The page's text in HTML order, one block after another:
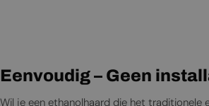
Eenvoudig – Geen
Wil je een ethanolhaard die het traditionele